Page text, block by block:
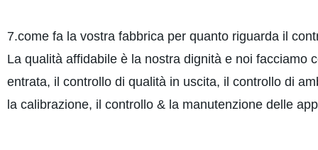
7.come fa la vostra fabbrica per quanto riguarda il
La qualità affidabile è la nostra dignità e noi facciamo
entrata, il controllo di qualità in uscita, il controllo di
la calibrazione, il controllo & la manutenzione delle